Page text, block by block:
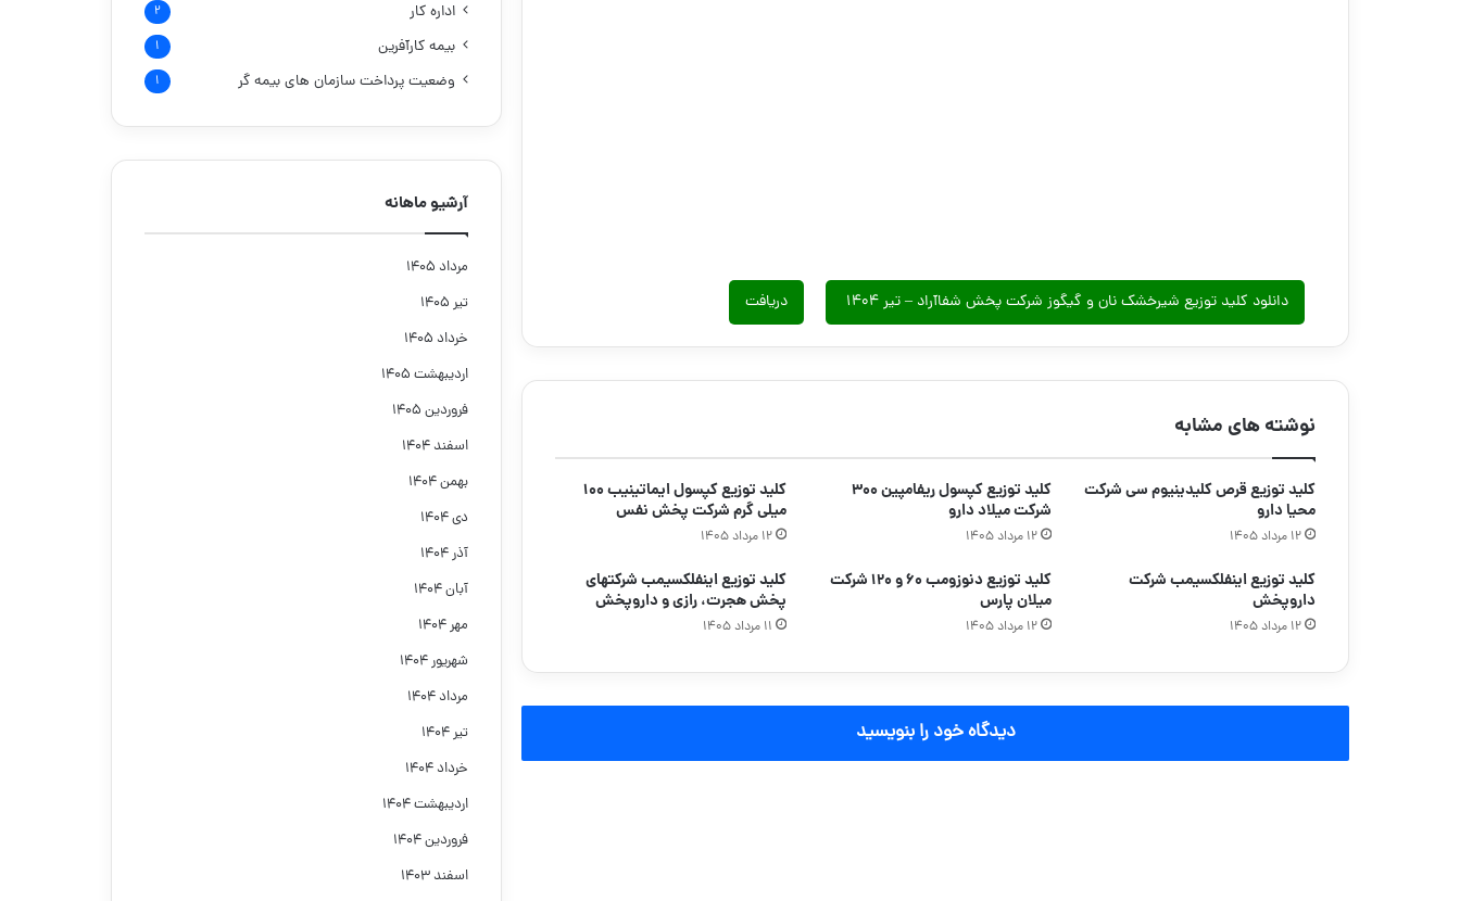
دانلود کلید توزیع شیرخشک نان و گیگوز شرکت پخش شفاآراد – تیر ۱۴۰۴ دریافت
نوشته های مشابه
کلید توزیع قرص کلیدینیوم سی شرکت
محیا دارو
۱۲ مرداد ۱۴۰۵
کلید توزیع کپسول ریفامپین ۳۰۰
شرکت میلاد دارو
۱۲ مرداد ۱۴۰۵
کلید توزیع کپسول ایماتینیب ۱۰۰
میلی گرم شرکت پخش نفس
۱۲ مرداد ۱۴۰۵
کلید توزیع اینفلکسیمب شرکت
داروپخش
۱۲ مرداد ۱۴۰۵
کلید توزیع دنوزومب ۶۰ و ۱۲۰ شرکت
میلان پارس
۱۲ مرداد ۱۴۰۵
کلید توزیع اینفلکسیمب شرکتهای
پخش هجرت، رازی و داروپخش
۱۱ مرداد ۱۴۰۵
دیدگاه خود را بنویسید
اداره کار ۲
بیمه کارآفرین ۱
وضعیت پرداخت سازمان های بیمه گر ۱
آرشیو ماهانه
مرداد ۱۴۰۵
تیر ۱۴۰۵
خرداد ۱۴۰۵
اردیبهشت ۱۴۰۵
فروردین ۱۴۰۵
اسفند ۱۴۰۴
بهمن ۱۴۰۴
دی ۱۴۰۴
آذر ۱۴۰۴
آبان ۱۴۰۴
مهر ۱۴۰۴
شهریور ۱۴۰۴
مرداد ۱۴۰۴
تیر ۱۴۰۴
خرداد ۱۴۰۴
اردیبهشت ۱۴۰۴
فروردین ۱۴۰۴
اسفند ۱۴۰۳